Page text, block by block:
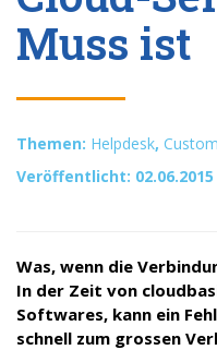
Muss ist
Themen: Helpdesk,
Veröffentlicht: 02.06.2015
Was, wenn die
In der Zeit von
Softwares, kann ein
schnell zum grossen